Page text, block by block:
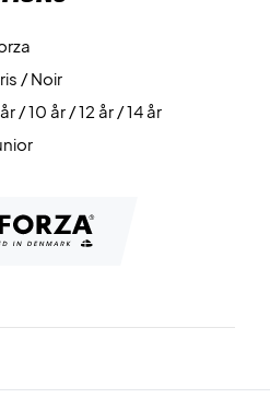
/ Noir
/ 10 år / 12 år / 14 år